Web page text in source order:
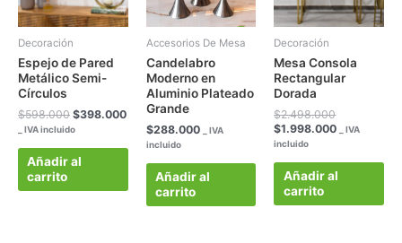
Decoración
Espejo de Pared
Metálico Semi-
Círculos
$598.000 $398.000
_ IVA incluido
Añadir al
carrito
Accesorios De Mesa
Candelabro
Moderno en
Aluminio Plateado
Grande
$288.000
_ IVA
incluido
Añadir al
carrito
Decoración
Mesa Consola
Rectangular
Dorada
$2.498.000
$1.998.000
_ IVA
incluido
Añadir al
carrito